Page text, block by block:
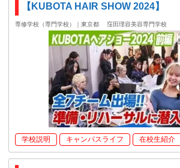
【KUBOTA HAIR SHOW 2024】
専修学校（専門学校）｜東京都 窪田理容美容専門学校
学校説明 キャンパスライフ 在校生紹介